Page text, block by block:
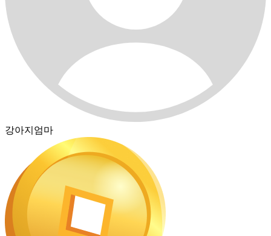
강아지엄마